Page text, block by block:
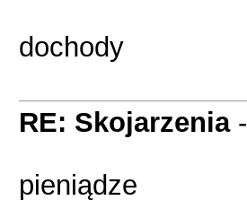
dochody
RE: Skojarzenia-
pieniądze